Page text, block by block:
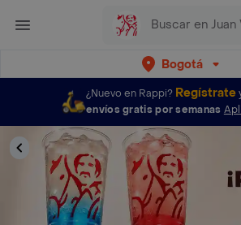
Bogotá
¿Nuevo en Rappi? Regístrate
envíos gratis por semanas